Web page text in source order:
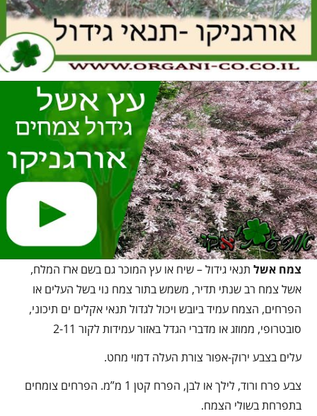
צמח אשל תנאי גידול – שיח או עץ המוכר גם בשם ארז המלח,
אשל צמח רב שנתי תדיר, משמש בתור צמח נוי בשל העלים או
הפרחים, הצמח עמיד ביובש ויכול לגדול תנאי אקלים ים תיכוני,
סובטרופי, ממוזג או מדברי הגדל באזור עמידות לקור 2-11
עלים בצבע ירוק-אפור צורת העלה דמוי מחט.
צבע פרח ורוד, לילך או לבן, הפרח קטן 1 מ”מ. הפרחים צומחים
בתפרחת בשולי הצמח.